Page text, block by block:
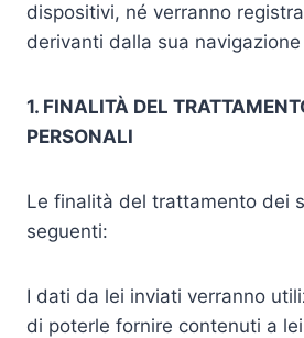
dispositivi, né verranno
derivanti dalla sua
1. FINALITÀ DEL
PERSONALI
Le finalità del trattamento dei
seguenti:
I dati da lei inviati verranno
di poterle fornire contenuti a